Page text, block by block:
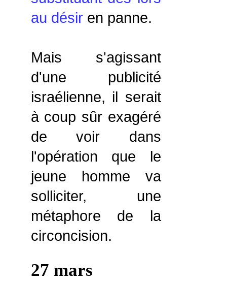
au désiren panne.
Mais s'agissant
d'une publicité
israélienne, il serait
à coup sûr exagéré
de voir dans
l'opération que le
jeune homme va
solliciter, une
métaphore de la
circoncision.
27 mars